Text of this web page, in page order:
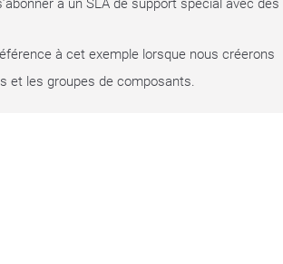
à un SLA de support spécial avec des
à cet exemple lorsque nous créerons
et les groupes de composants.